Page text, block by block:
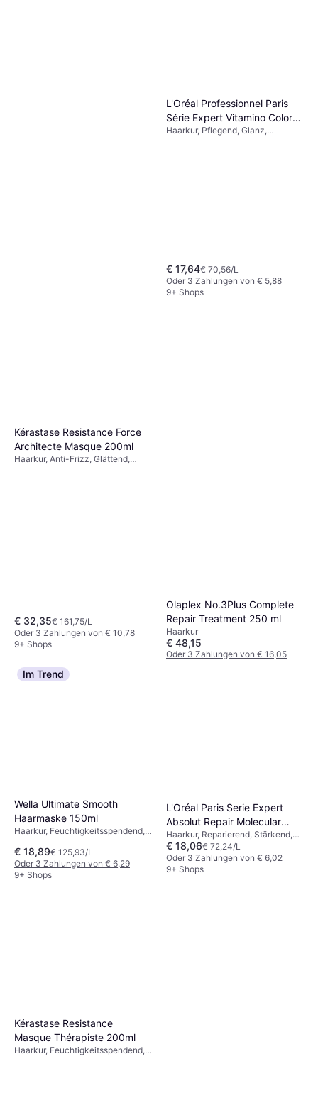
Farbbewahrend, Hitzeschutz,
Anti-Frizz, Sulfatfrei
Oder 3 Zahlungen von € 7,32
9+ Shops
L'Oréal Professionnel Paris
Série Expert Vitamino Color
Spectrum Maske 200 ml
Haarkur, Pflegend, Glanz,
€ 17,64€ 70,56/L
Oder 3 Zahlungen von € 5,88
9+ Shops
Kérastase Resistance Force
Architecte Masque 200ml
Haarkur, Anti-Frizz, Glättend,
€ 32,35€ 161,75/L
Oder 3 Zahlungen von € 10,78
9+ Shops
Olaplex No.3Plus Complete
Repair Treatment 250 ml
Haarkur
€ 48,15
Oder 3 Zahlungen von € 16,05
Im Trend
Wella Ultimate Smooth
Haarmaske 150ml
Haarkur, Feuchtigkeitsspendend,
€ 18,89€ 125,93/L
Oder 3 Zahlungen von € 6,29
9+ Shops
L'Oréal Paris Serie Expert
Absolut Repair Molecular
Professional Mask 250ml
Haarkur, Reparierend, Stärkend,
Pflegend, Sulfatfrei
€ 18,06€ 72,24/L
Oder 3 Zahlungen von € 6,02
9+ Shops
Kérastase Resistance
Masque Thérapiste 200ml
Haarkur, Feuchtigkeitsspendend,